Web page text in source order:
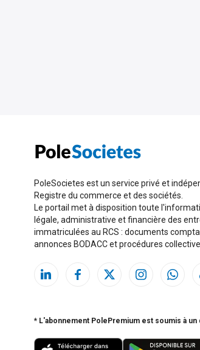
PoleSocietes est un service privé et
Registre du commerce et des sociétés.
Le portail met à disposition toute
légale, administrative et financière des
immatriculées au RCS : documents
annonces BODACC et procédures
* L'abonnement PolePremium est soumis à